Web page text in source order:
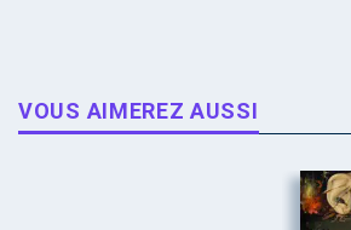
VOUS AIMEREZ AUSSI